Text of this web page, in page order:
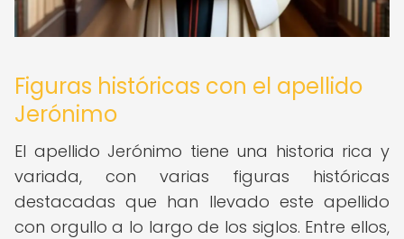
Figuras históricas con el apellido
Jerónimo
El apellido Jerónimo tiene una historia rica y
variada, con varias figuras históricas
destacadas que han llevado este apellido
con orgullo a lo largo de los siglos. Entre ellos,